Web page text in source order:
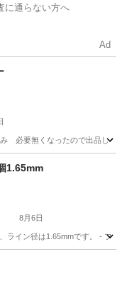
に通らない方へ
Ad
必要無くなったので出品しま
1.65mm
8月6日
ライン径は1.65mmです。 - ブ